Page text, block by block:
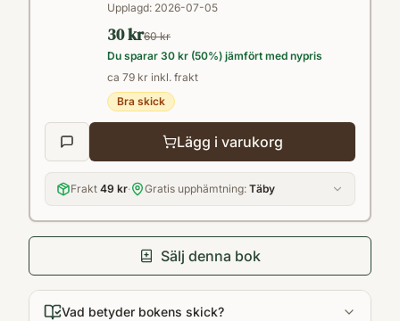
Upplagd: 2026-07-05
30 kr60 kr
Du sparar 30 kr (50%) jämfört med nypris
ca 79 kr inkl. frakt
Bra skick
Lägg i varukorg
Frakt 49 kr· Gratis upphämtning: Täby
Sälj denna bok
Vad betyder bokens skick?